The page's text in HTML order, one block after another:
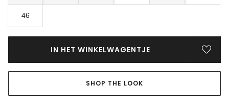
46
IN HET WINKELWAGENTJE
SHOP THE LOOK